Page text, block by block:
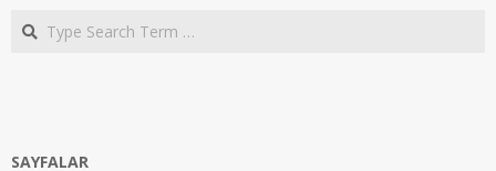
Search
SAYFALAR